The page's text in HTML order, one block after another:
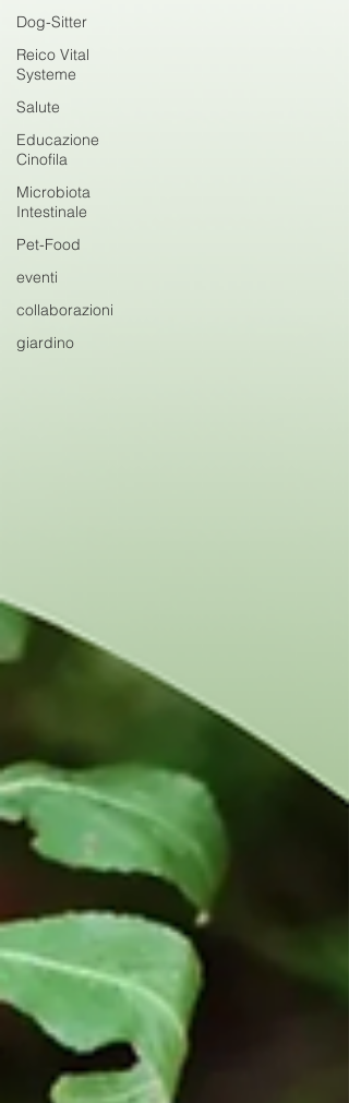
Dog-Sitter
Reico Vital
Systeme
Salute
Educazione
Cinofila
Microbiota
Intestinale
Pet-Food
eventi
collaborazioni
giardino